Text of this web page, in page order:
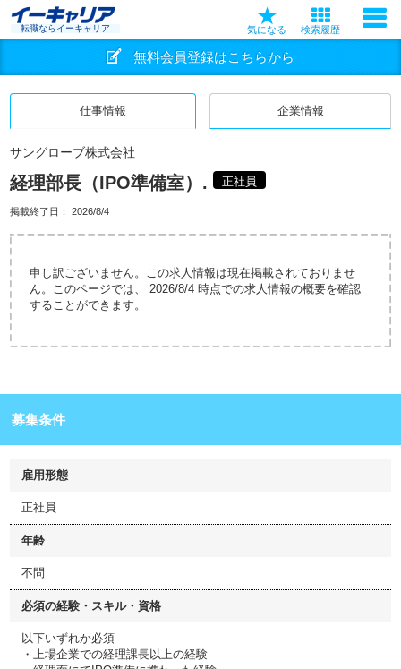
転職ならイーキャリア 気になる 検索履歴
無料会員登録はこちらから
仕事情報 企業情報
サングローブ株式会社
経理部長（IPO準備室）. 正社員
掲載終了日： 2026/8/4
申し訳ございません。この求人情報は現在掲載されておりませ
ん。このページでは、 2026/8/4 時点での求人情報の概要を確認
することができます。
募集条件
雇用形態
正社員
年齢
不問
必須の経験・スキル・資格
以下いずれか必須
・上場企業での経理課長以上の経験